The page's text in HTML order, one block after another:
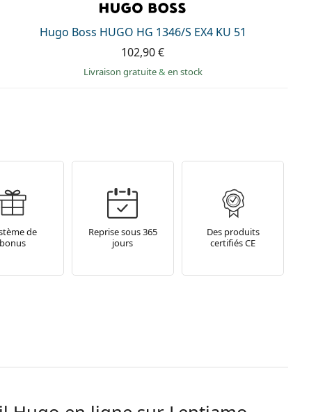
Hugo Boss HUGO HG 1346/S EX4 KU 51
102,90 €
Livraison gratuite& en stock
de
bonus
Reprise sous 365
jours
Des produits
certifiés CE